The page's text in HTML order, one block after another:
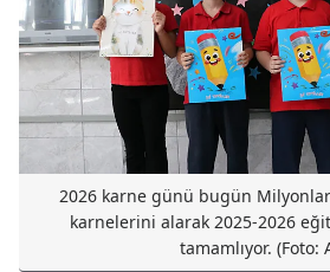
2026 karne günü bugün
karnelerini alarak 2025-2026
tamamlıyor. (Foto: